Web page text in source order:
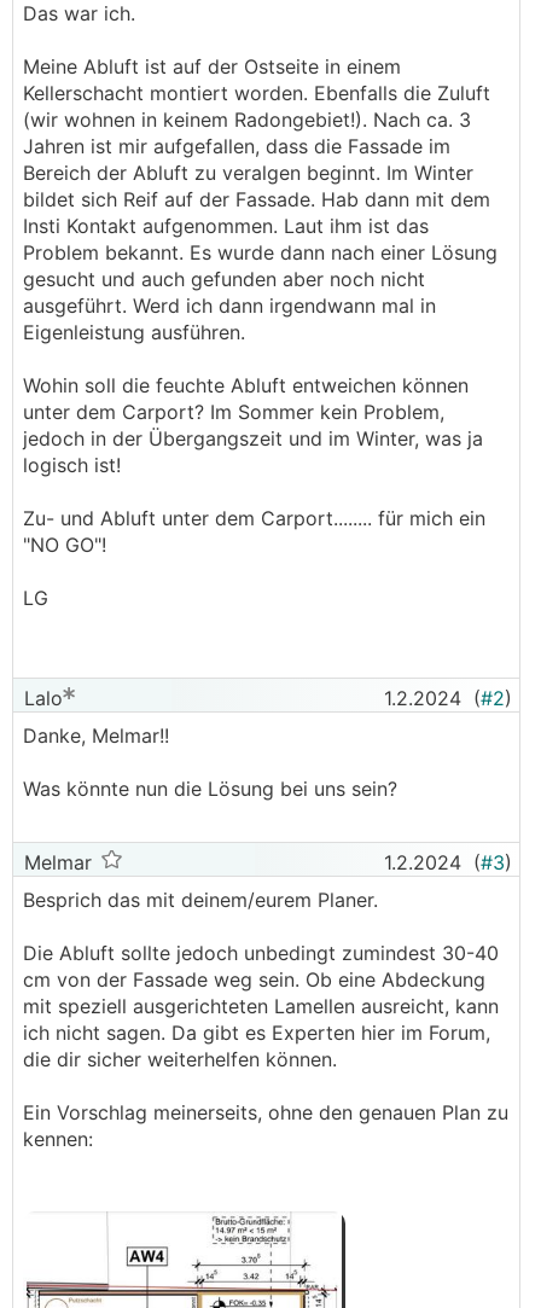
Das war ich.
Meine Abluft ist auf der Ostseite in einem
Kellerschacht montiert worden. Ebenfalls die Zuluft
(wir wohnen in keinem Radongebiet!). Nach ca. 3
Jahren ist mir aufgefallen, dass die Fassade im
Bereich der Abluft zu veralgen beginnt. Im Winter
bildet sich Reif auf der Fassade. Hab dann mit dem
Insti Kontakt aufgenommen. Laut ihm ist das
Problem bekannt. Es wurde dann nach einer Lösung
gesucht und auch gefunden aber noch nicht
ausgeführt. Werd ich dann irgendwann mal in
Eigenleistung ausführen.
Wohin soll die feuchte Abluft entweichen können
unter dem Carport? Im Sommer kein Problem,
jedoch in der Übergangszeit und im Winter, was ja
logisch ist!
Zu- und Abluft unter dem Carport........ für mich ein
"NO GO"!
LG
Lalo 1.2.2024 (#2)
Danke, Melmar!!
Was könnte nun die Lösung bei uns sein?
Melmar 1.2.2024 (#3)
Besprich das mit deinem/eurem Planer.
Die Abluft sollte jedoch unbedingt zumindest 30-40
cm von der Fassade weg sein. Ob eine Abdeckung
mit speziell ausgerichteten Lamellen ausreicht, kann
ich nicht sagen. Da gibt es Experten hier im Forum,
die dir sicher weiterhelfen können.
Ein Vorschlag meinerseits, ohne den genauen Plan zu
kennen: